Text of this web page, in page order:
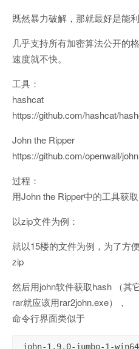
既然暴力破解，那就最好是能
几乎支持所有加密算法公开的
速度就不快。
工具：
hashcat
https://github.com/hashcat/
John the Ripper
https://github.com/openwall/john
过程：
用John the Ripper中的工具获
以zip文件为例：
就以15楼的文件为例，为了方
zip
然后用john软件获取hash （其
rar就应该用rar2john.exe），
命令行界面类似于